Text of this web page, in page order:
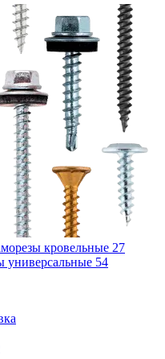
кровельные 27
универсальные 54